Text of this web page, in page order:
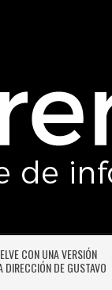
CON UNA VERSIÓN
DIRECCIÓN DE GUSTAVO